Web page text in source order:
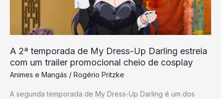
A 2ª temporada de My Dress-Up Darling estreia
com um trailer promocional cheio de cosplay
Animes e Mangás / Rogério Pritzke
A segunda temporada de My Dress-Up Darling é um dos
Darling
estreia
um
cheio